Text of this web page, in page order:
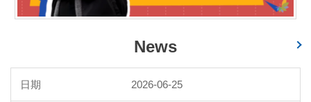
News
2026-06-25